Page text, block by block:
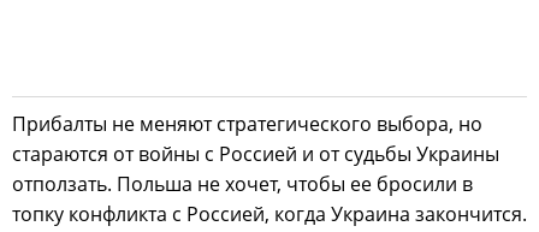
Прибалты не меняют стратегического выбора, но
стараются от войны с Россией и от судьбы Украины
отползать. Польша не хочет, чтобы ее бросили в
топку конфликта с Россией, когда Украина закончится.